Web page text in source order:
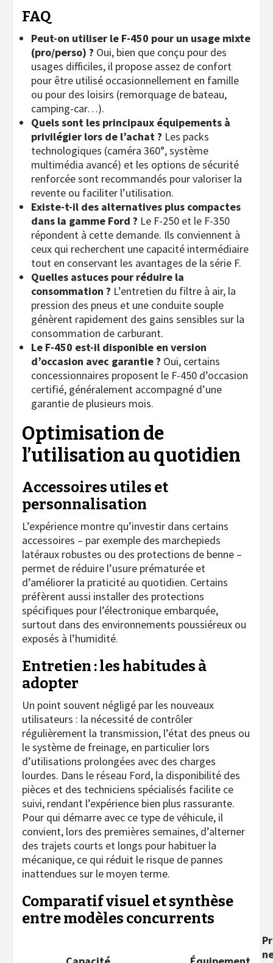
FAQ
Peut-on utiliser le F-450 pour un usage mixte
(pro/perso) ? Oui, bien que conçu pour des
usages difficiles, il propose assez de confort
pour être utilisé occasionnellement en famille
ou pour des loisirs (remorquage de bateau,
camping-car…).
Quels sont les principaux équipements à
privilégier lors de l’achat ? Les packs
technologiques (caméra 360°, système
multimédia avancé) et les options de sécurité
renforcée sont recommandés pour valoriser la
revente ou faciliter l’utilisation.
Existe-t-il des alternatives plus compactes
dans la gamme Ford ? Le F-250 et le F-350
répondent à cette demande. Ils conviennent à
ceux qui recherchent une capacité intermédiaire
tout en conservant les avantages de la série F.
Quelles astuces pour réduire la
consommation ? L’entretien du filtre à air, la
pression des pneus et une conduite souple
génèrent rapidement des gains sensibles sur la
consommation de carburant.
Le F-450 est-il disponible en version
d’occasion avec garantie ? Oui, certains
concessionnaires proposent le F-450 d’occasion
certifié, généralement accompagné d’une
garantie de plusieurs mois.
Optimisation de
l’utilisation au quotidien
Accessoires utiles et
personnalisation
L’expérience montre qu’investir dans certains
accessoires – par exemple des marchepieds
latéraux robustes ou des protections de benne –
permet de réduire l’usure prématurée et
d’améliorer la praticité au quotidien. Certains
préfèrent aussi installer des protections
spécifiques pour l’électronique embarquée,
surtout dans des environnements poussiéreux ou
exposés à l’humidité.
Entretien : les habitudes à
adopter
Un point souvent négligé par les nouveaux
utilisateurs : la nécessité de contrôler
régulièrement la transmission, l’état des pneus ou
le système de freinage, en particulier lors
d’utilisations prolongées avec des charges
lourdes. Dans le réseau Ford, la disponibilité des
pièces et des techniciens spécialisés facilite ce
suivi, rendant l’expérience bien plus rassurante.
Pour qui démarre avec ce type de véhicule, il
convient, lors des premières semaines, d’alterner
des trajets courts et longs pour habituer la
mécanique, ce qui réduit le risque de pannes
inattendues sur le moyen terme.
Comparatif visuel et synthèse
entre modèles concurrents